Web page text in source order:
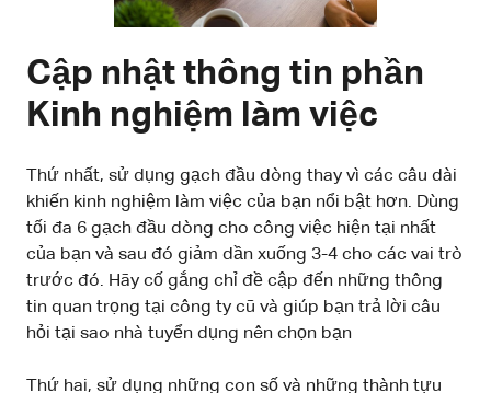
Cập nhật thông tin phần
Kinh nghiệm làm việc
Thứ nhất, sử dụng gạch đầu dòng thay vì các câu dài
khiến kinh nghiệm làm việc của bạn nổi bật hơn. Dùng
tối đa 6 gạch đầu dòng cho công việc hiện tại nhất
của bạn và sau đó giảm dần xuống 3-4 cho các vai trò
trước đó. Hãy cố gắng chỉ đề cập đến những thông
tin quan trọng tại công ty cũ và giúp bạn trả lời câu
hỏi tại sao nhà tuyển dụng nên chọn bạn
Thứ hai, sử dụng những con số và những thành tựu